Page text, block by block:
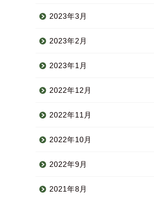
2023年3月
2023年2月
2023年1月
2022年12月
2022年11月
2022年10月
2022年9月
2021年8月